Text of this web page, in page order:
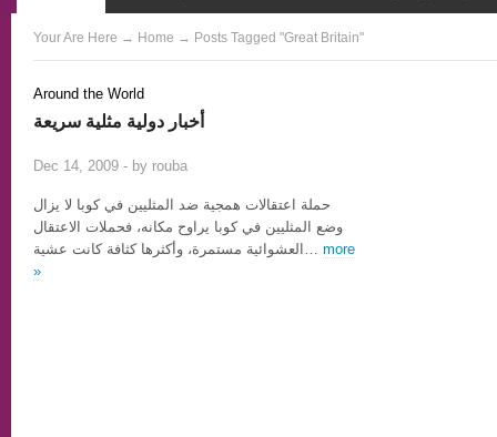
Security & Violence / أمان وعنف Your Are Here → Home → Posts Tagged "Great Britain"
Around the World
أخبار دولية مثلية سريعة
Dec 14, 2009 - by rouba
حملة اعتقالات همجية ضد المثليين في كوبا لا يزال
وضع المثليين في كوبا يراوح مكانه، فحملات الاعتقال
العشوائية مستمرة، وأكثرها كثافة كانت عشية… more
»